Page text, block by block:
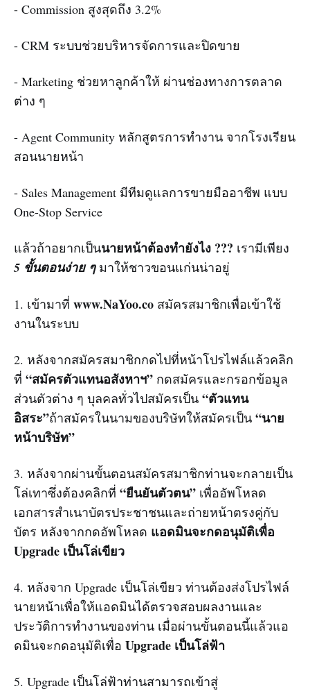
- Commission สูงสุดถึง 3.2%
- CRM ระบบช่วยบริหารจัดการและปิดขาย
- Marketing ช่วยหาลูกค้าให้ ผ่านช่องทางการตลาด
ต่าง ๆ
- Agent Community หลักสูตรการทำงาน จากโรงเรียน
สอนนายหน้า
- Sales Management มีทีมดูแลการขายมืออาชีพ แบบ
One-Stop Service
แล้วถ้าอยากเป็นนายหน้าต้องทำยังไง ??? เรามีเพียง
5 ขั้นตอนง่าย ๆมาให้ชาวขอนแก่นน่าอยู่
1. เข้ามาที่ www.NaYoo.co สมัครสมาชิกเพื่อเข้าใช้
งานในระบบ
2. หลังจากสมัครสมาชิกกดไปที่หน้าโปรไฟล์แล้วคลิก
ที่ “สมัครตัวแทนอสังหาฯ” กดสมัครและกรอกข้อมูล
ส่วนตัวต่าง ๆ บุลคลทั่วไปสมัครเป็น “ตัวแทน
อิสระ”ถ้าสมัครในนามของบริษัทให้สมัครเป็น “นาย
หน้าบริษัท”
3. หลังจากผ่านขั้นตอนสมัครสมาชิกท่านจะกลายเป็น
โล่เทาซึ่งต้องคลิกที่ “ยืนยันตัวตน” เพื่ออัพโหลด
เอกสารสำเนาบัตรประชาชนและถ่ายหน้าตรงคู่กับ
บัตร หลังจากกดอัพโหลด แอดมินจะกดอนุมัติเพื่อ
Upgrade เป็นโล่เขียว
4. หลังจาก Upgrade เป็นโล่เขียว ท่านต้องส่งโปรไฟล์
นายหน้าเพื่อให้แอดมินได้ตรวจสอบผลงานและ
ประวัติการทำงานของท่าน เมื่อผ่านขั้นตอนนี้แล้วแอ
ดมินจะกดอนุมัติเพื่อ Upgrade เป็นโล่ฟ้า
5. Upgrade เป็นโล่ฟ้าท่านสามารถเข้าสู่